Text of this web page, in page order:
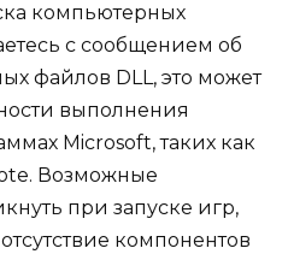
компьютерных
с сообщением об
файлов DLL, это может
выполнения
Microsoft, таких как
Возможные
при запуске игр,
компонентов